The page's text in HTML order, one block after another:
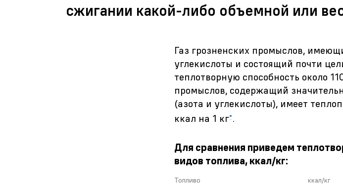
сжигании какой-либо объемной или
Газ грозненских промыслов,
углекислоты и состоящий почти
теплотворную способность около
промыслов, содержащий
(азота и углекислоты), имеет
ккал на 1 кг•.
Для сравнения приведем
видов топлива, ккал/кг:
Топливо ккал/кг